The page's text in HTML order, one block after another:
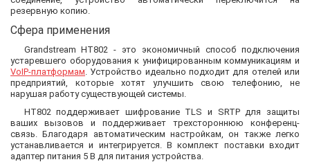
резервную копию.
Сфера применения
Grandstream HT802 - это экономичный способ подключения
устаревшего оборудования к унифицированным коммуникациям и
VoIP-платформам. Устройство идеально подходит для отелей или
предприятий, которые хотят улучшить свою телефонию, не
нарушая работу существующей системы.
HT802 поддерживает шифрование TLS и SRTP для защиты
ваших вызовов и поддерживает трехстороннюю конференц-
связь. Благодаря автоматическим настройкам, он также легко
устанавливается и интегрируется. В комплект поставки входит
адаптер питания 5 В для питания устройства.